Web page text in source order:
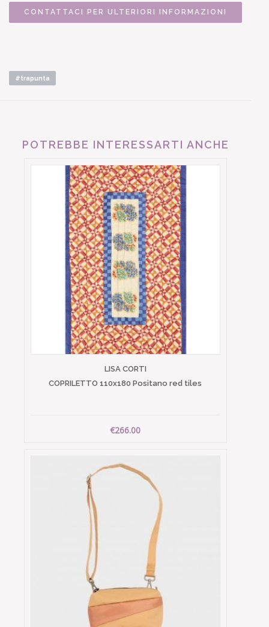
CONTATTACI PER ULTERIORI INFORMAZIONI
#trapunta
POTREBBE INTERESSARTI ANCHE
LISA CORTI
COPRILETTO 110x180 Positano red tiles
€266.00